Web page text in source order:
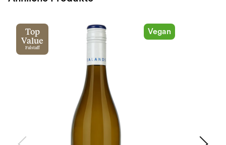
Top
Value
Falstaff
Vegan